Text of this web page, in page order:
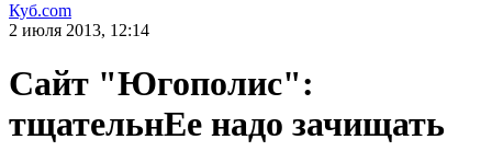
Куб.com
2 июля 2013, 12:14
Сайт "Югополис":
тщательнЕе надо зачищать